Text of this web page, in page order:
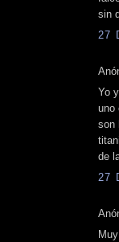
sin
27
Yo
uno
son
de
27